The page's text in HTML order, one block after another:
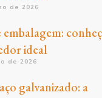
de 2026
embalagem:
ideal
de 2026
galvanizado: a